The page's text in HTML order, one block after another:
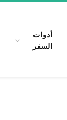
أدوات
السفر